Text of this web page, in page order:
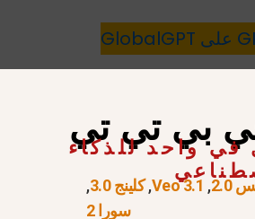
بي تي تي
في واحد للذكاء
2.0
,
Veo 3.1
,كلينج 3.0
,
سورا 2